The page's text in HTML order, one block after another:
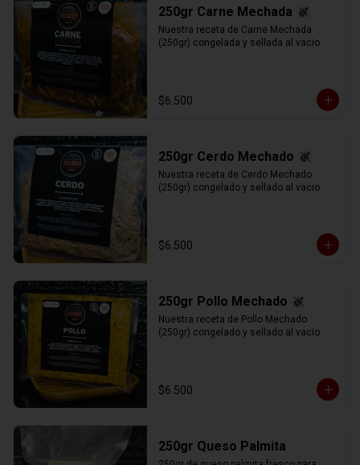
250gr Carne Mechada
Nuestra receta de Carne Mechada
(250gr) congelada y sellada al vacio.
$6.500
250gr Cerdo Mechado
Nuestra receta de Cerdo Mechado
(250gr) congelado y sellado al vacio.
$6.500
250gr Pollo Mechado
Nuestra receta de Pollo Mechado
(250gr) congelado y sellado al vacio.
$6.500
250gr Queso Palmita